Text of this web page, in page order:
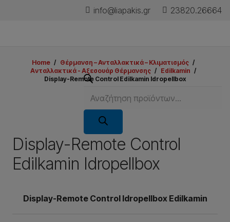
info@liapakis.gr 23820.26664
Products
search
Home / Θέρμανση – Ανταλλακτικά – Κλιματισμός /
Aνταλλακτικά - Aξεσουάρ Θέρμανσης / Edilkamin /
Display-Remote Control Edilkamin Idropellbox
Display-Remote Control
Edilkamin Idropellbox
Display-Remote Control Idropellbox Edilkamin